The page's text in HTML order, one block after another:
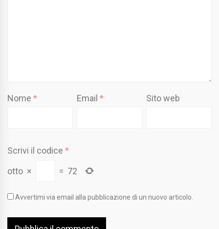
Nome * Email* Sito web
Scrivi il codice *
otto × = 72
Avvertimi via email alla pubblicazione di un nuovo articolo.